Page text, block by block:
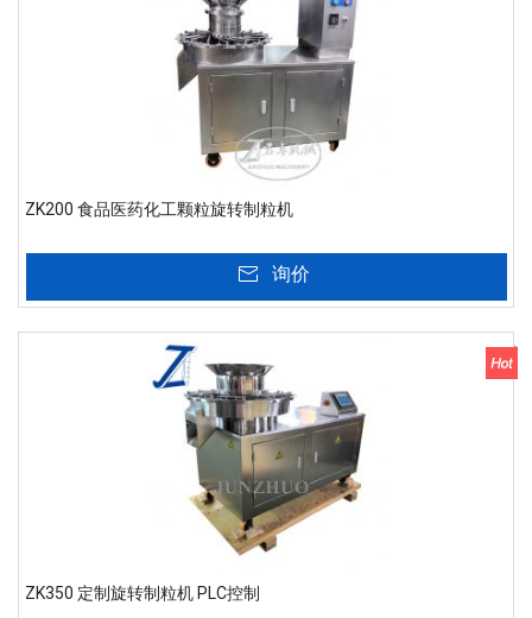
ZK200 食品医药化工颗粒旋转制粒机
询价
ZK350 定制旋转制粒机 PLC控制